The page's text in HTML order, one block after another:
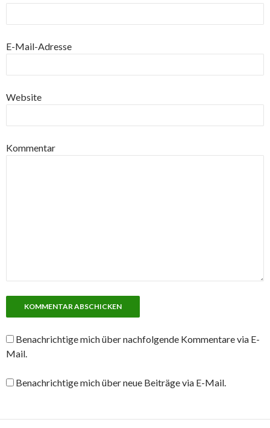
E-Mail-Adresse
Website
Kommentar
Benachrichtige mich über nachfolgende Kommentare via E-
Mail.
Benachrichtige mich über neue Beiträge via E-Mail.